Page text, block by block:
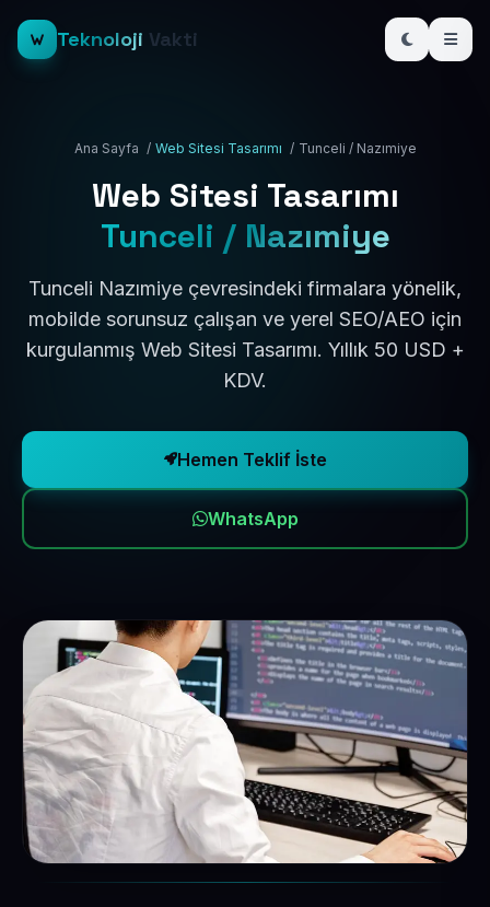
Teknoloji Vakti
Ana Sayfa / Web Sitesi Tasarımı / Tunceli / Nazımiye
Web Sitesi Tasarımı
Tunceli / Nazımiye
Tunceli Nazımiye çevresindeki firmalara yönelik,
mobilde sorunsuz çalışan ve yerel SEO/AEO için
kurgulanmış Web Sitesi Tasarımı. Yıllık 50 USD +
KDV.
Hemen Teklif İste
WhatsApp